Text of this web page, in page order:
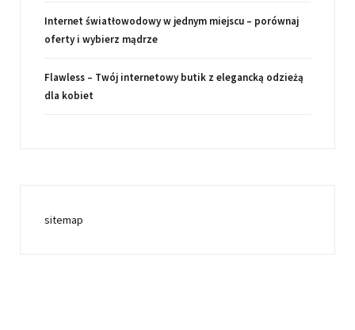
Internet światłowodowy w jednym miejscu – porównaj
oferty i wybierz mądrze
Flawless – Twój internetowy butik z elegancką odzieżą
dla kobiet
sitemap